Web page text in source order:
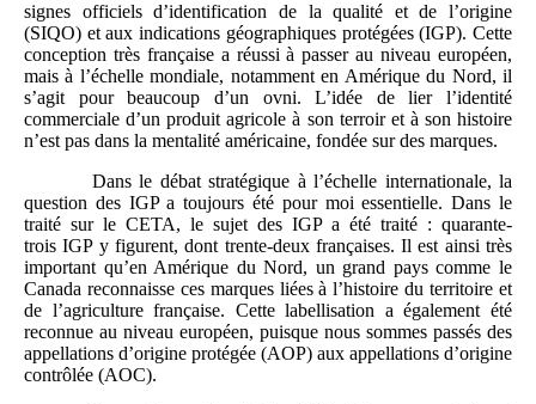
signes officiels d’identification de la qualité et de l’origine
(SIQO) et aux indications géographiques protégées (IGP). Cette
conception très française a réussi à passer au niveau européen,
mais à l’échelle mondiale, notamment en Amérique du Nord, il
s’agit pour beaucoup d’un ovni. L’idée de lier l’identité
commerciale d’un produit agricole à son terroir et à son histoire
n’est pas dans la mentalité américaine, fondée sur des marques.
Dans le débat stratégique à l’échelle internationale, la
question des IGP a toujours été pour moi essentielle. Dans le
traité sur le CETA, le sujet des IGP a été traité : quarante-
trois IGP y figurent, dont trente-deux françaises. Il est ainsi très
important qu’en Amérique du Nord, un grand pays comme le
Canada reconnaisse ces marques liées à l’histoire du territoire et
de l’agriculture française. Cette labellisation a également été
reconnue au niveau européen, puisque nous sommes passés des
appellations d’origine protégée (AOP) aux appellations d’origine
contrôlée (AOC).